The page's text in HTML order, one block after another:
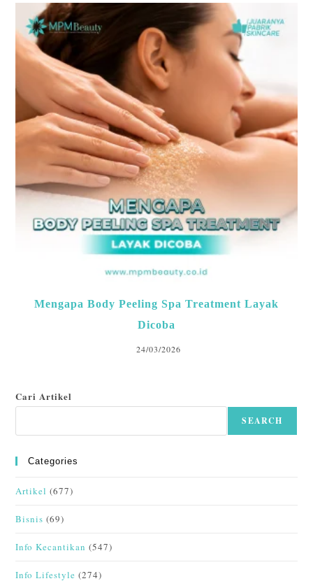
Mengapa Body Peeling Spa Treatment Layak
Dicoba
24/03/2026
Cari Artikel
SEARCH
Categories
Artikel (677)
Bisnis (69)
Info Kecantikan (547)
Info Lifestyle (274)